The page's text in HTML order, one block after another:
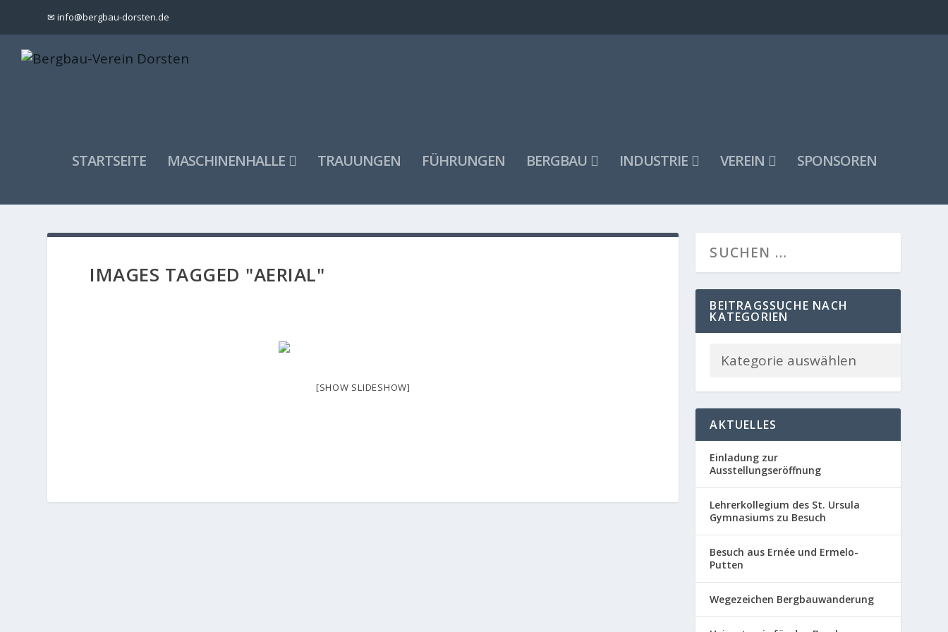
✉ info@bergbau-dorsten.de
STARTSEITE MASCHINENHALLE TRAUUNGEN FÜHRUNGEN BERGBAU INDUSTRIE VEREIN SPONSOREN
IMAGES TAGGED "AERIAL"
[SHOW SLIDESHOW]
BEITRAGSSUCHE NACH
KATEGORIEN
AKTUELLES
Einladung zur
Ausstellungseröffnung
Lehrerkollegium des St. Ursula
Gymnasiums zu Besuch
Besuch aus Ernée und Ermelo-
Putten
Wegezeichen Bergbauwanderung